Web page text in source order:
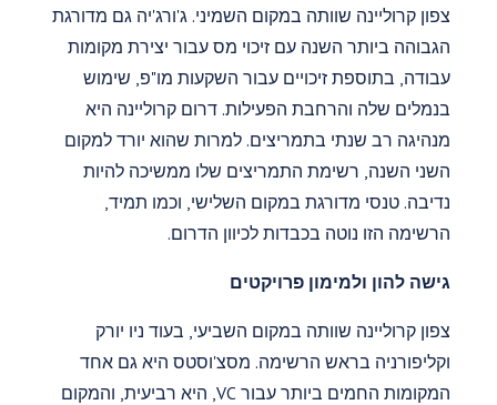
צפון קרוליינה שוותה במקום השמיני. ג'ורג'יה גם מדורגת
הגבוהה ביותר השנה עם זיכוי מס עבור יצירת מקומות
עבודה, בתוספת זיכויים עבור השקעות מו"פ, שימוש
בנמלים שלה והרחבת הפעילות. דרום קרוליינה היא
מנהיגה רב שנתי בתמריצים. למרות שהוא יורד למקום
השני השנה, רשימת התמריצים שלו ממשיכה להיות
נדיבה. טנסי מדורגת במקום השלישי, וכמו תמיד,
הרשימה הזו נוטה בכבדות לכיוון הדרום.
גישה להון ולמימון פרויקטים
צפון קרוליינה שוותה במקום השביעי, בעוד ניו יורק
וקליפורניה בראש הרשימה. מסצ'וסטס היא גם אחד
המקומות החמים ביותר עבור VC, היא רביעית, והמקום